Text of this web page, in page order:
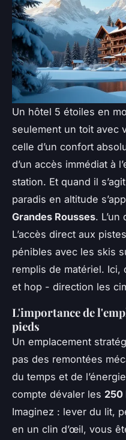
Un hôtel 5 étoiles en
seulement un toit avec
celle d’un confort
d’un accès immédiat à
station. Et quand il
paradis en altitude
Grandes Rousses.
L’accès direct aux
pénibles avec les skis
remplis de matériel. Ici,
et hop - direction les
L'importance de
pieds
Un emplacement
pas des remontées
du temps et de
compte dévaler les 250
Imaginez : lever du lit,
en un clin d’œil, vous